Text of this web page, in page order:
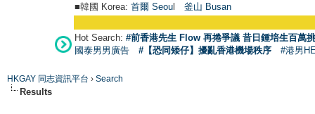
■韓國 Korea: 首爾 Seoul 釜山 Busan
Hot Search: #前香港先生 Flow 再捲爭議 昔日鍾培生百萬
國泰男男廣告
#【恐同矮仔】擾亂香港機場秩序 #港男
HKGAY 同志資訊平台 › Search
Results